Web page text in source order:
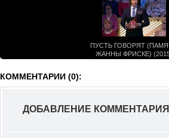
ПУСТЬ ГОВОРЯТ
ЖАННЫ ФРИСКЕ)
КОММЕНТАРИИ (0):
ДОБАВЛЕНИЕ КОММЕНТАРИЯ